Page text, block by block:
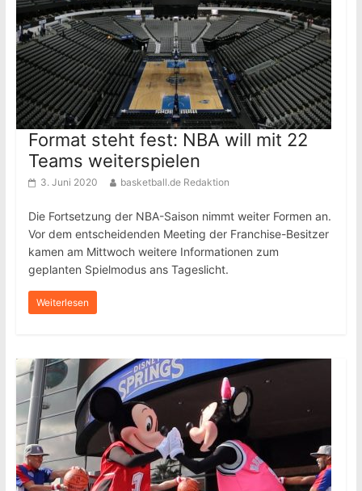
Format steht fest: NBA will mit 22
Teams weiterspielen
3. Juni 2020 basketball.de Redaktion
Die Fortsetzung der NBA-Saison nimmt weiter Formen an.
Vor dem entscheidenden Meeting der Franchise-Besitzer
kamen am Mittwoch weitere Informationen zum
geplanten Spielmodus ans Tageslicht.
Weiterlesen